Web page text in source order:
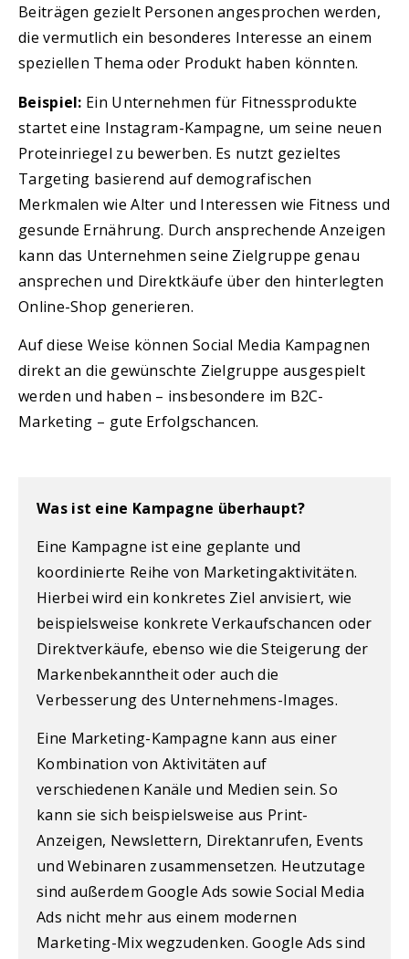
Beiträgen gezielt Personen angesprochen werden,
die vermutlich ein besonderes Interesse an einem
speziellen Thema oder Produkt haben könnten.
Beispiel: Ein Unternehmen für Fitnessprodukte
startet eine Instagram-Kampagne, um seine neuen
Proteinriegel zu bewerben. Es nutzt gezieltes
Targeting basierend auf demografischen
Merkmalen wie Alter und Interessen wie Fitness und
gesunde Ernährung. Durch ansprechende Anzeigen
kann das Unternehmen seine Zielgruppe genau
ansprechen und Direktkäufe über den hinterlegten
Online-Shop generieren.
Auf diese Weise können Social Media Kampagnen
direkt an die gewünschte Zielgruppe ausgespielt
werden und haben – insbesondere im B2C-
Marketing – gute Erfolgschancen.
Was ist eine Kampagne überhaupt?
Eine Kampagne ist eine geplante und
koordinierte Reihe von Marketingaktivitäten.
Hierbei wird ein konkretes Ziel anvisiert, wie
beispielsweise konkrete Verkaufschancen oder
Direktverkäufe, ebenso wie die Steigerung der
Markenbekanntheit oder auch die
Verbesserung des Unternehmens-Images.
Eine Marketing-Kampagne kann aus einer
Kombination von Aktivitäten auf
verschiedenen Kanäle und Medien sein. So
kann sie sich beispielsweise aus Print-
Anzeigen, Newslettern, Direktanrufen, Events
und Webinaren zusammensetzen. Heutzutage
sind außerdem Google Ads sowie Social Media
Ads nicht mehr aus einem modernen
Marketing-Mix wegzudenken. Google Ads sind